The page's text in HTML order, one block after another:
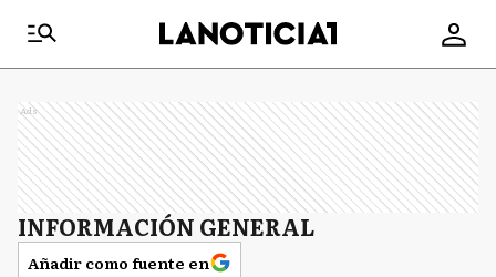
Ads
INFORMACIÓN GENERAL
Añadir como fuente en